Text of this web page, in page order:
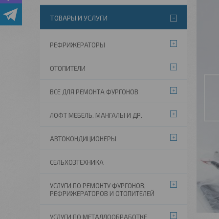
ТОВАРЫ И УСЛУГИ
РЕФРИЖЕРАТОРЫ
ОТОПИТЕЛИ
ВСЕ ДЛЯ РЕМОНТА ФУРГОНОВ
ЛОФТ МЕБЕЛЬ. МАНГАЛЫ И ДР.
АВТОКОНДИЦИОНЕРЫ
СЕЛЬХОЗТЕХНИКА
УСЛУГИ ПО РЕМОНТУ ФУРГОНОВ,
РЕФРИЖЕРАТОРОВ И ОТОПИТЕЛЕЙ
УСЛУГИ ПО МЕТАЛЛООБРАБОТКЕ